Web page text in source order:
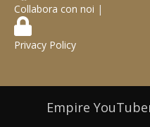
Collabora con noi |
Privacy Policy
Empire